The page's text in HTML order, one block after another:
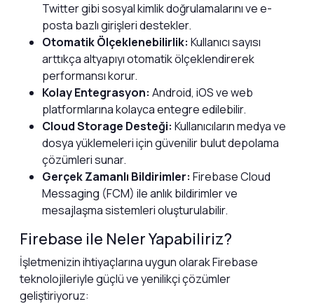
Twitter gibi sosyal kimlik doğrulamalarını ve e-
posta bazlı girişleri destekler.
Otomatik Ölçeklenebilirlik: Kullanıcı sayısı
arttıkça altyapıyı otomatik ölçeklendirerek
performansı korur.
Kolay Entegrasyon: Android, iOS ve web
platformlarına kolayca entegre edilebilir.
Cloud Storage Desteği: Kullanıcıların medya ve
dosya yüklemeleri için güvenilir bulut depolama
çözümleri sunar.
Gerçek Zamanlı Bildirimler: Firebase Cloud
Messaging (FCM) ile anlık bildirimler ve
mesajlaşma sistemleri oluşturulabilir.
Firebase ile Neler Yapabiliriz?
İşletmenizin ihtiyaçlarına uygun olarak Firebase
teknolojileriyle güçlü ve yenilikçi çözümler
geliştiriyoruz: